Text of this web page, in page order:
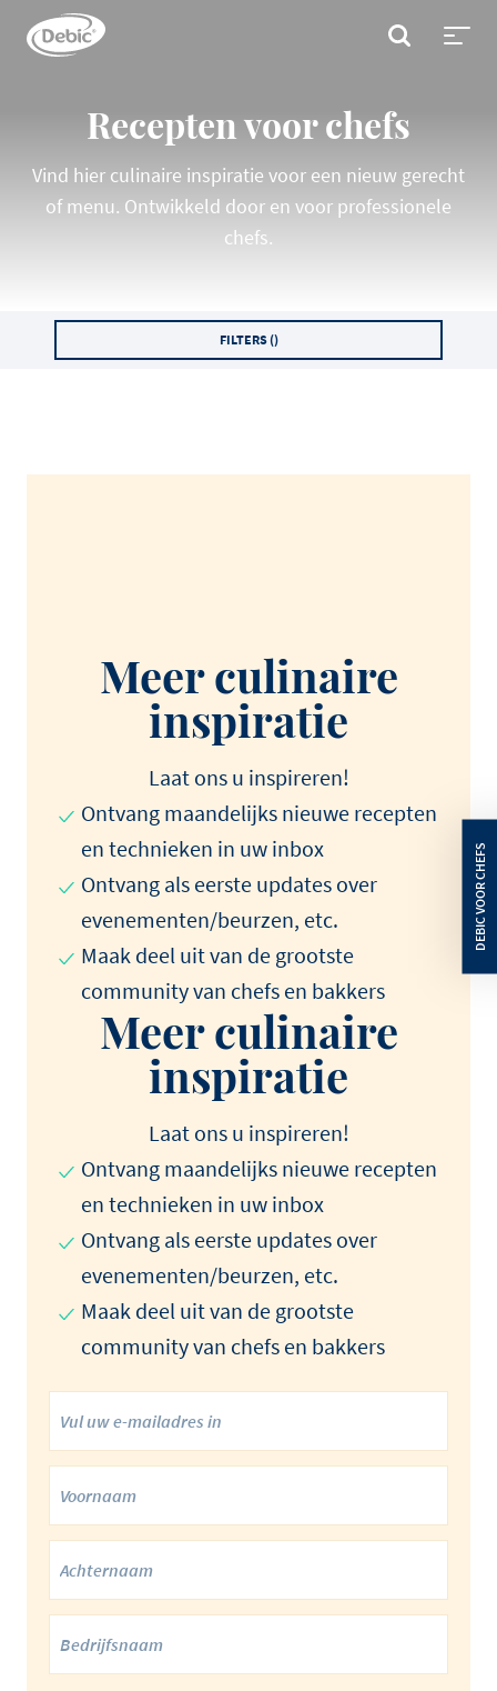
main
ZOEKEN
Recepten voor chefs
Vind hier culinaire inspiratie voor een nieuw gerecht
of menu. Ontwikkeld door en voor professionele
chefs.
FILTERS ()
Meer culinaire
inspiratie
Laat ons u inspireren!
Ontvang maandelijks nieuwe recepten
en technieken in uw inbox
Ontvang als eerste updates over
evenementen/beurzen, etc.
Maak deel uit van de grootste
community van chefs en bakkers
Meer culinaire
inspiratie
Laat ons u inspireren!
Ontvang maandelijks nieuwe recepten
en technieken in uw inbox
Ontvang als eerste updates over
evenementen/beurzen, etc.
Maak deel uit van de grootste
community van chefs en bakkers